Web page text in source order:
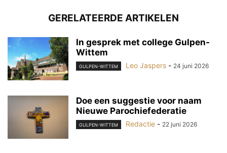
GERELATEERDE ARTIKELEN
In gesprek met college Gulpen-
Wittem
GULPEN-WITTEM Leo Jaspers - 24 juni 2026
Doe een suggestie voor naam
Nieuwe Parochiefederatie
GULPEN-WITTEM Redactie - 22 juni 2026